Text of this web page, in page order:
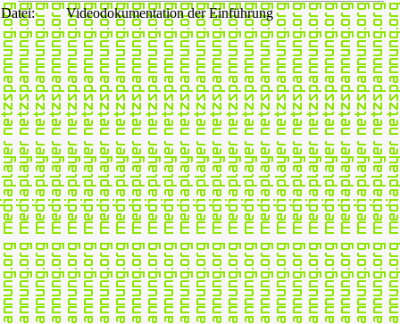
Datei: Videodokumentation der Einführung